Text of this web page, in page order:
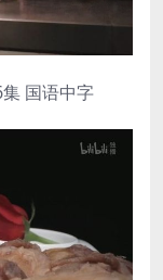
国语中字